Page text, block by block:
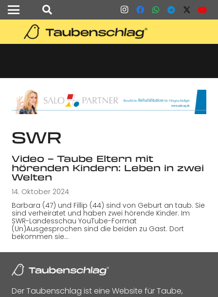
SWR
Video – Taube Eltern mit
hörenden Kindern: Leben in zwei
Welten
14. Oktober 2024
Barbara (47) und Fillip (44) sind von Geburt an taub. Sie
sind verheiratet und haben zwei hörende Kinder. Im
SWR-Landesschau YouTube-Format
(Un)Ausgesprochen sind die beiden zu Gast. Dort
bekommen sie…
Der Taubenschlag ist eine Website für Taube,